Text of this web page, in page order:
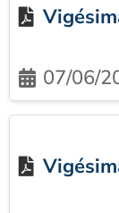
07/06/